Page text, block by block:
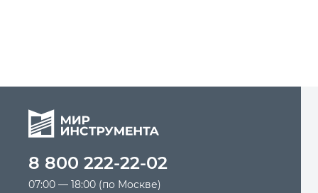
8 800 222-22-02
07:00 — 18:00 (по Москве)